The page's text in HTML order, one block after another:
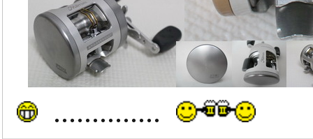
..............